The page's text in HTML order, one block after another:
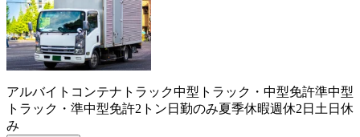
アルバイト コンテナ トラック中型トラック・中型免許準中型
トラック・準中型免許2トン 日勤のみ夏季休暇週休2日 土日休
み